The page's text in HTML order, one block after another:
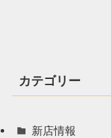
カテゴリー
新店情報